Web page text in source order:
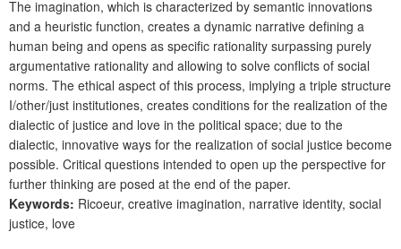
The imagination, which is characterized by semantic innovations
and a heuristic function, creates a dynamic narrative defining a
human being and opens as specific rationality surpassing purely
argumentative rationality and allowing to solve conflicts of social
norms. The ethical aspect of this process, implying a triple structure
I/other/just institutiones, creates conditions for the realization of the
dialectic of justice and love in the political space; due to the
dialectic, innovative ways for the realization of social justice become
possible. Critical questions intended to open up the perspective for
further thinking are posed at the end of the paper.
Keywords: Ricoeur, creative imagination, narrative identity, social
justice, love